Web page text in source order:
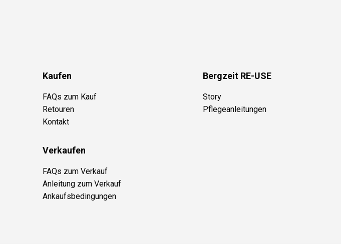
Kaufen
FAQs zum Kauf
Retouren
Kontakt
Bergzeit RE-USE
Story
Pflegeanleitungen
Verkaufen
FAQs zum Verkauf
Anleitung zum Verkauf
Ankaufsbedingungen